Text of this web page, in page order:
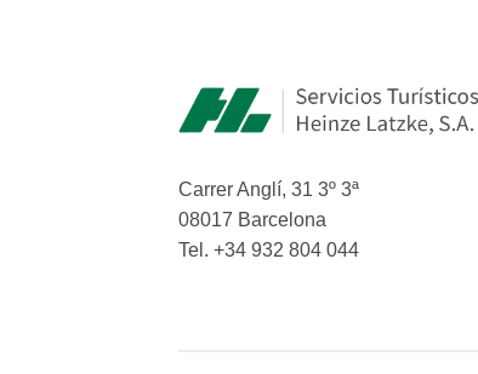
Carrer Anglí, 31 3º 3ª
08017 Barcelona
Tel. +34 932 804 044